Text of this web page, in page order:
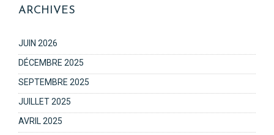
ARCHIVES
JUIN 2026
DÉCEMBRE 2025
SEPTEMBRE 2025
JUILLET 2025
AVRIL 2025